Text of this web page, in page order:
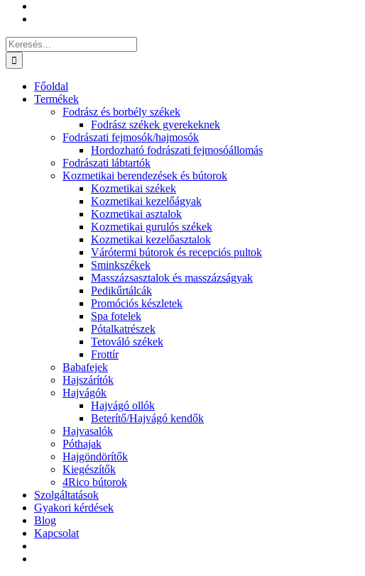
Keresés...
Főoldal
Termékek
Fodrász és borbély székek
Fodrász székek gyerekeknek
Fodrászati fejmosók/hajmosók
Hordozható fodrászati fejmosóállomás
Fodrászati lábtartók
Kozmetikai berendezések és bútorok
Kozmetikai székek
Kozmetikai kezelőágyak
Kozmetikai asztalok
Kozmetikai gurulós székek
Kozmetikai kezelőasztalok
Várótermi bútorok és recepciós pultok
Sminkszékek
Masszázsasztalok és masszázságyak
Pedikűrtálcák
Promóciós készletek
Spa fotelek
Pótalkatrészek
Tetováló székek
Frottír
Babafejek
Hajszárítók
Hajvágók
Hajvágó ollók
Beterítő/Hajvágó kendők
Hajvasalók
Póthajak
Hajgöndörítők
Kiegészítők
4Rico bútorok
Szolgáltatások
Gyakori kérdések
Blog
Kapcsolat